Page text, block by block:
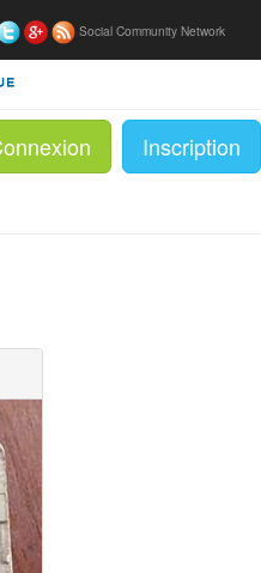
Inscription
Social Community Network